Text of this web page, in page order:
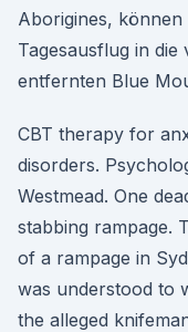
Aborigines, können
Tagesausflug in
entfernten Blue
CBT therapy for
disorders.
Westmead. One
stabbing rampage.
of a rampage in
was understood to
the alleged